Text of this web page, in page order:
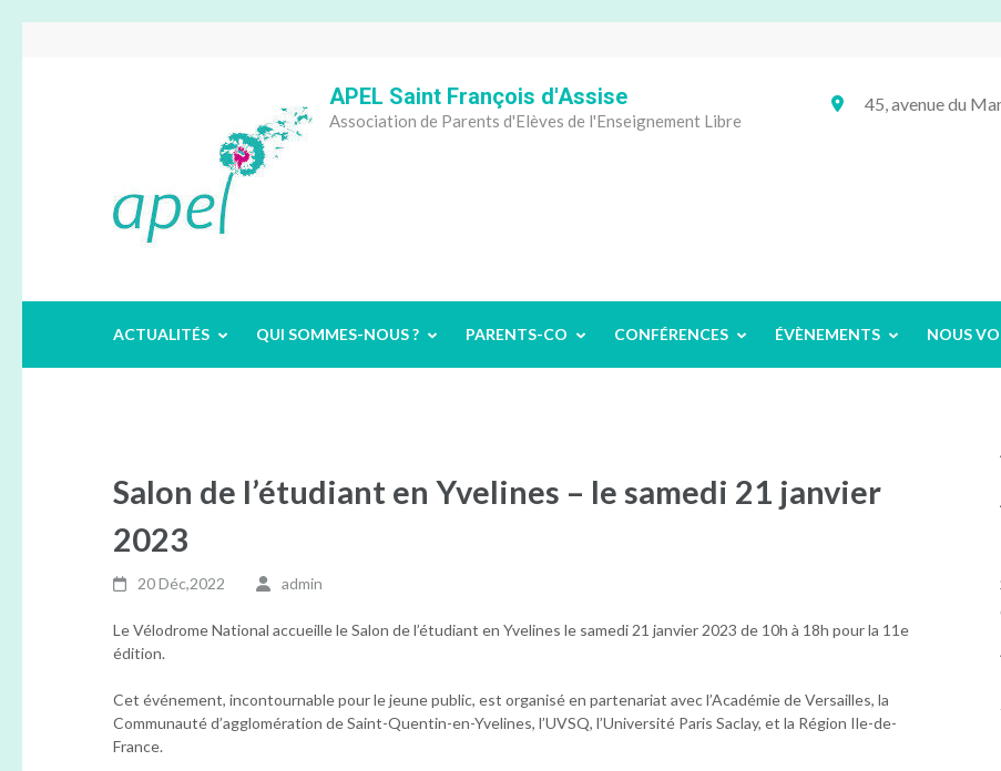
APEL Saint François d'Assise
Association de Parents d'Elèves de l'Enseignement Libre
45, avenue du
ACTUALITÉS QUI SOMMES-NOUS ? PARENTS-CO CONFÉRENCES ÉVÈNEMENTS NOUS
Salon de l’étudiant en Yvelines – le samedi 21 janvier
2023
20 Déc,2022 admin
Le Vélodrome National accueille le Salon de l’étudiant en Yvelines le samedi 21 janvier 2023 de 10h à 18h pour la 11e
édition.
Cet événement, incontournable pour le jeune public, est organisé en partenariat avec l’Académie de Versailles, la
Communauté d’agglomération de Saint-Quentin-en-Yvelines, l’UVSQ, l’Université Paris Saclay, et la Région Ile-de-
France.